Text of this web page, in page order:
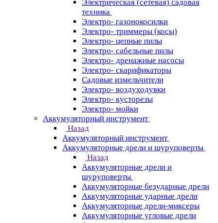
Электрическая (сетевая) садовая
техника
Электро- газонокосилки
Электро- триммеры (косы)
Электро- цепные пилы
Электро- сабельные пилы
Электро- дренажные насосы
Электро- скарификаторы
Садовые измельчители
Электро- воздуходувки
Электро- кусторезы
Электро- мойки
Аккумуляторный инструмент
Назад
Аккумуляторный инструмент
Аккумуляторные дрели и шуруповерты
Назад
Аккумуляторные дрели и
шуруповерты
Аккумуляторные безударные дрели
Аккумуляторные ударные дрели
Аккумуляторные дрели-миксеры
Аккумуляторные угловые дрели